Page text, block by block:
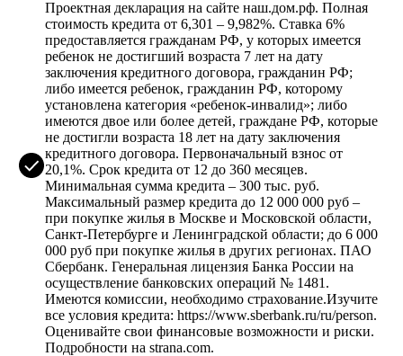
Проектная декларация на сайте наш.дом.рф. Полная
стоимость кредита от 6,301 – 9,982%. Ставка 6%
предоставляется гражданам РФ, у которых имеется
ребенок не достигший возраста 7 лет на дату
заключения кредитного договора, гражданин РФ;
либо имеется ребенок, гражданин РФ, которому
установлена категория «ребенок-инвалид»; либо
имеются двое или более детей, граждане РФ, которые
не достигли возраста 18 лет на дату заключения
кредитного договора. Первоначальный взнос от
20,1%. Срок кредита от 12 до 360 месяцев.
Минимальная сумма кредита – 300 тыс. руб.
Максимальный размер кредита до 12 000 000 руб –
при покупке жилья в Москве и Московской области,
Санкт-Петербурге и Ленинградской области; до 6 000
000 руб при покупке жилья в других регионах. ПАО
Сбербанк. Генеральная лицензия Банка России на
осуществление банковских операций № 1481.
Имеются комиссии, необходимо страхование.Изучите
все условия кредита: https://www.sberbank.ru/ru/person.
Оценивайте свои финансовые возможности и риски.
Подробности на strana.com.